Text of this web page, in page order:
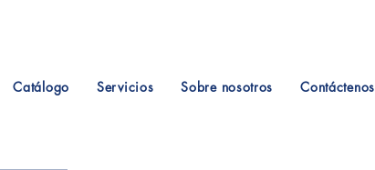
Catálogo Servicios Sobre nosotros Contáctenos